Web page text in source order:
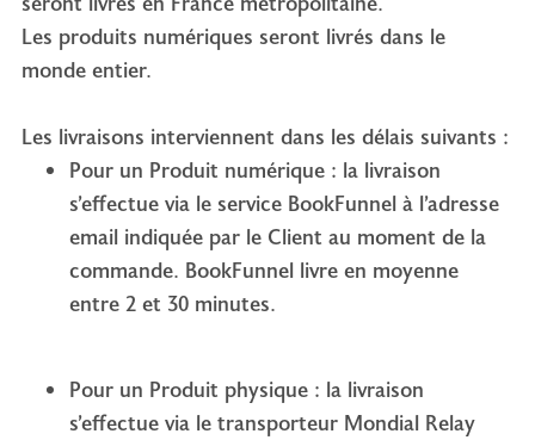
Les produits numériques seront livrés dans le
monde entier.
Les livraisons interviennent dans les délais suivants :
Pour un Produit numérique : la livraison
s’effectue via le service BookFunnel à l’adresse
email indiquée par le Client au moment de la
commande. BookFunnel livre en moyenne
entre 2 et 30 minutes.
Pour un Produit physique : la livraison
s’effectue via le transporteur Mondial Relay